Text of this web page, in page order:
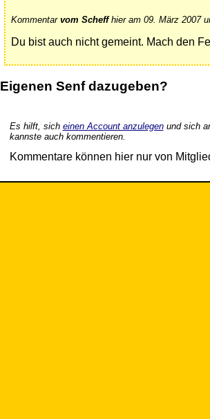
Kommentar vom Scheffhier am 09. März 2007
Du bist auch nicht gemeint. Mach den
Eigenen Senf dazugeben?
Es hilft, sich einen Account anzulegenund sich
kannste auch kommentieren.
Kommentare können hier nur von